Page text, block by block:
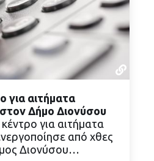
για αιτήματα
Δήμο Διονύσου
για αιτήματα
από χθες
Διονύσου…